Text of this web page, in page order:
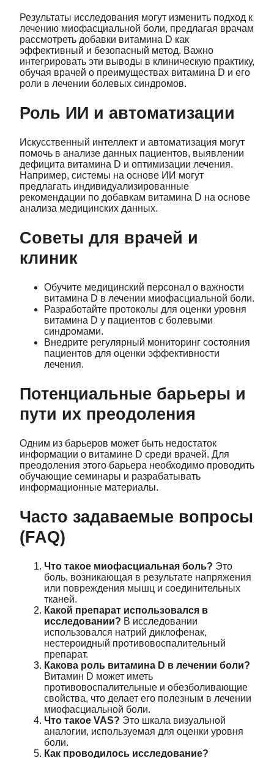
Результаты исследования могут изменить подход к
лечению миофасциальной боли, предлагая врачам
рассмотреть добавки витамина D как
эффективный и безопасный метод. Важно
интегрировать эти выводы в клиническую практику,
обучая врачей о преимуществах витамина D и его
роли в лечении болевых синдромов.
Роль ИИ и автоматизации
Искусственный интеллект и автоматизация могут
помочь в анализе данных пациентов, выявлении
дефицита витамина D и оптимизации лечения.
Например, системы на основе ИИ могут
предлагать индивидуализированные
рекомендации по добавкам витамина D на основе
анализа медицинских данных.
Советы для врачей и
клиник
Обучите медицинский персонал о важности
витамина D в лечении миофасциальной боли.
Разработайте протоколы для оценки уровня
витамина D у пациентов с болевыми
синдромами.
Внедрите регулярный мониторинг состояния
пациентов для оценки эффективности
лечения.
Потенциальные барьеры и
пути их преодоления
Одним из барьеров может быть недостаток
информации о витамине D среди врачей. Для
преодоления этого барьера необходимо проводить
обучающие семинары и разрабатывать
информационные материалы.
Часто задаваемые вопросы
(FAQ)
Что такое миофасциальная боль? Это
боль, возникающая в результате напряжения
или повреждения мышц и соединительных
тканей.
Какой препарат использовался в
исследовании? В исследовании
использовался натрий диклофенак,
нестероидный противовоспалительный
препарат.
Какова роль витамина D в лечении боли?
Витамин D может иметь
противовоспалительные и обезболивающие
свойства, что делает его полезным в лечении
миофасциальной боли.
Что такое VAS? Это шкала визуальной
аналогии, используемая для оценки уровня
боли.
Как проводилось исследование?